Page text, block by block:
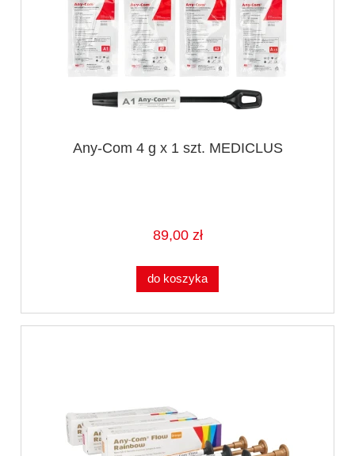
Any-Com 4 g x 1 szt. MEDICLUS
89,00 zł
do koszyka